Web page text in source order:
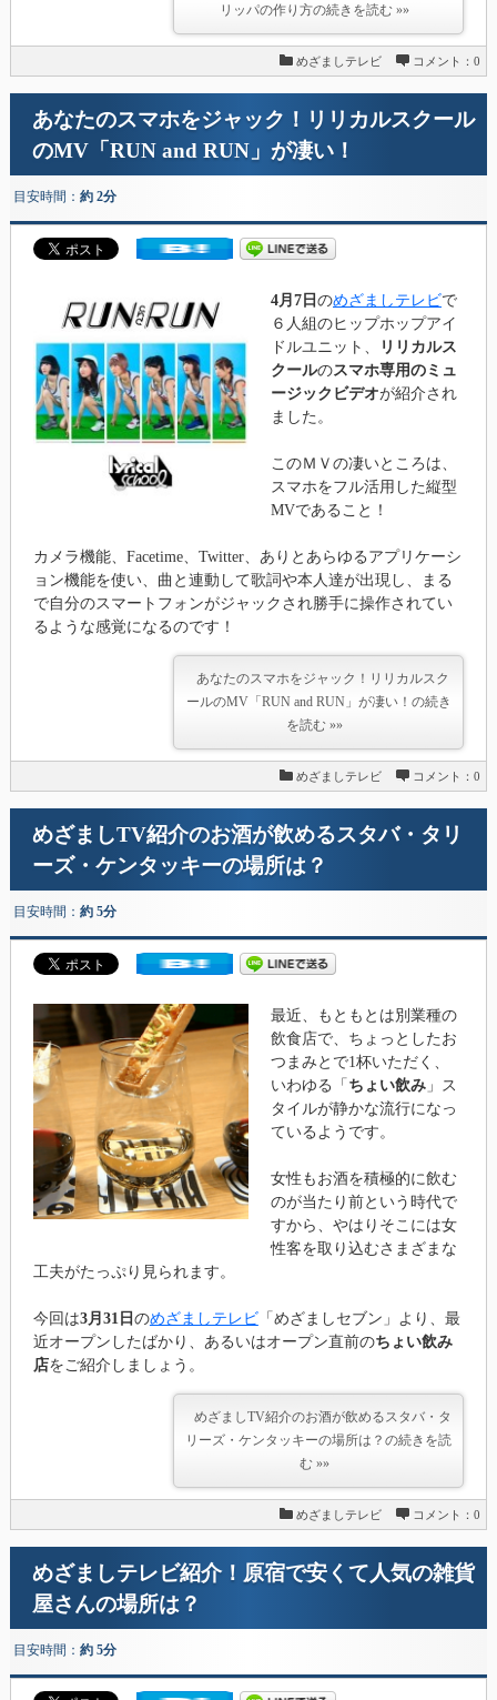
リッパの作り方の続きを読む »»
めざましテレビ コメント：0
あなたのスマホをジャック！リリカルスクール
のMV「RUN and RUN」が凄い！
目安時間： 約 2分
4月7日 のめざましテレビで
６人組のヒップホップアイ
ドルユニット、
リリカルス
クールのスマホ専用のミュ
ージックビデオが紹介され
ました。
このＭＶの凄いところは、
スマホをフル活用した縦型
MVであること！
カメラ機能、Facetime、Twit­ter、ありとあらゆるアプリケーシ
ョン機能を使い、曲と連動して歌詞や本人達が出現し、まる
で自分のスマートフォンがジャックされ勝手に操作されてい
るような感覚になるのです！
あなたのスマホをジャック！リリカルスク
ールのMV「RUN and RUN」が凄い！の続き
を読む »»
めざましテレビ コメント：0
めざましTV紹介のお酒が飲めるスタバ・タリ
ーズ・ケンタッキーの場所は？
目安時間： 約 5分
最近、もともとは別業種の
飲食店で、ちょっとしたお
つまみとで1杯いただく、
いわゆる「 ちょい飲み 」ス
タイルが静かな流行になっ
ているようです。
女性もお酒を積極的に飲む
のが当たり前という時代で
すから、やはりそこには女
性客を取り込むさまざまな
工夫がたっぷり見られます。
今回は3月31日 のめざましテレビ「めざましセブン」より、最
近オープンしたばかり、あるいはオープン直前のちょい飲み
店をご紹介しましょう。
めざましTV紹介のお酒が飲めるスタバ・タ
リーズ・ケンタッキーの場所は？の続きを読
む »»
めざましテレビ コメント：0
めざましテレビ紹介！原宿で安くて人気の雑貨
屋さんの場所は？
目安時間： 約 5分